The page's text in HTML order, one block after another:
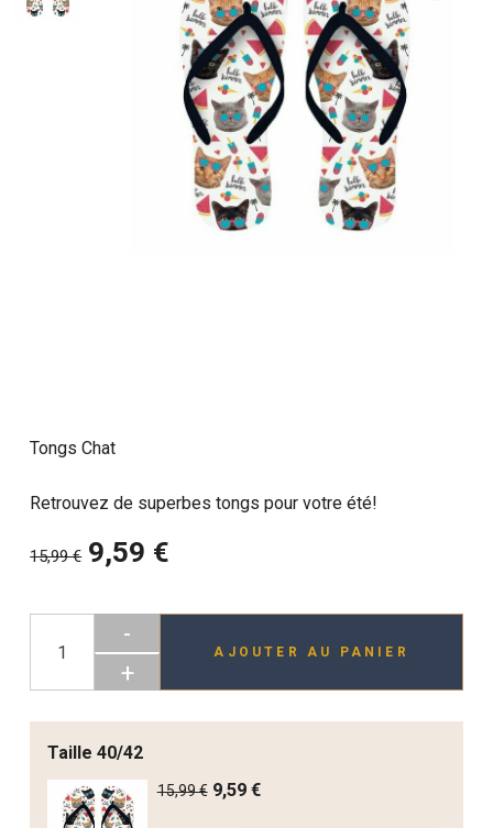
Tongs Chat
Retrouvez de superbes tongs pour votre été!
15,99 € 9,59 €
-
+
AJOUTER AU PANIER
Taille 40/42
15,99 € 9,59 €